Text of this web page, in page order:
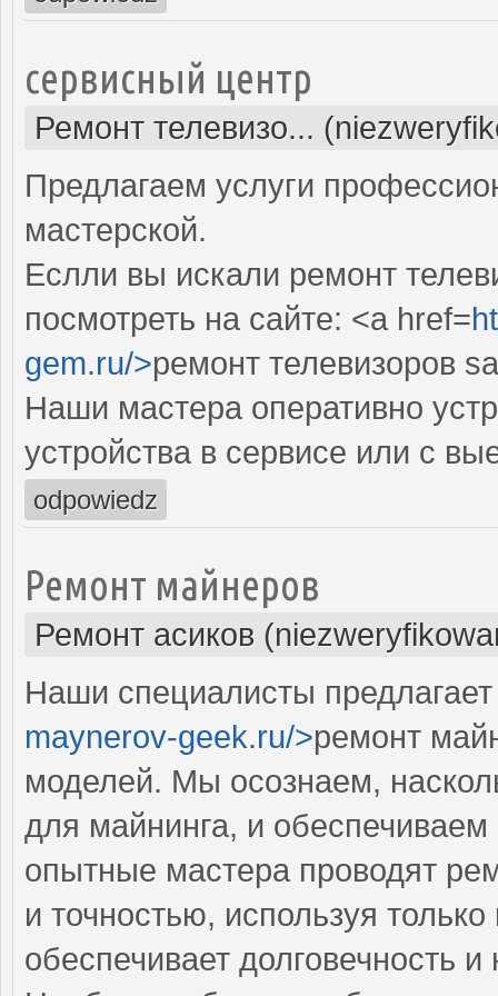
сервисный центр
Ремонт телевизо...
Предлагаем услуги
мастерской.
Еслли вы искали ремонт
посмотреть на сайте: <a href=
gem.ru/>ремонт телевизоров
Наши мастера оперативно
устройства в сервисе или с
odpowiedz
Ремонт майнеров
Ремонт асиков
Наши специалисты
maynerov-geek.ru/>ремонт
моделей. Мы осознаем,
для майнинга, и
опытные мастера проводят
и точностью, используя
обеспечивает долговечность